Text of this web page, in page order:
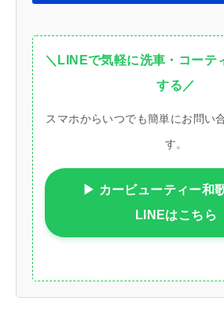
＼LINEで気軽に洗車・コーテ
する／
スマホからいつでも簡単にお問い
す。
▶ カービューティー和
LINEはこちら